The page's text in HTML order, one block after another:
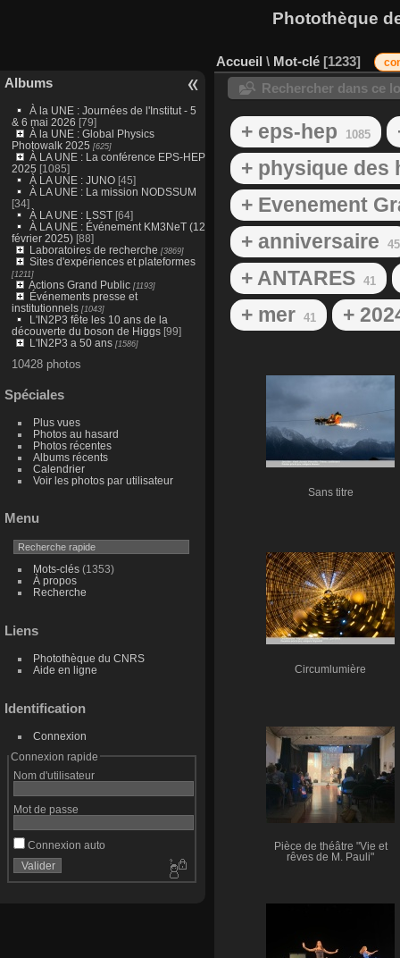
Photothèque
Albums
À la UNE : Journées de l'Institut - 5
& 6 mai 2026 [79]
À la UNE : Global Physics
Photowalk 2025 [625]
À LA UNE : La conférence EPS-HEP
2025 [1085]
À LA UNE : JUNO [45]
À LA UNE : La mission NODSSUM
[34]
À LA UNE : LSST[64]
À LA UNE : Événement KM3NeT (12
février 2025)[88]
Laboratoires de recherche [3869]
Sites d'expériences et plateformes
[1211]
Actions Grand Public[1193]
Événements presse et
institutionnels[1043]
L'IN2P3 fête les 10 ans de la
découverte du boson de Higgs[99]
L'IN2P3 a 50 ans[1586]
10428 photos
Spéciales
Plus vues
Photos au hasard
Photos récentes
Albums récents
Calendrier
Voir les photos par utilisateur
Menu
Mots-clés(1353)
À propos
Recherche
Liens
Photothèque du CNRS
Aide en ligne
Identification
Connexion
Connexion rapide
Nom d'utilisateur
Mot de passe
Connexion auto
Accueil \ Mot-clé 1233
Rechercher dans ce
+ eps-hep 1085
+ physique des
+ Evenement
+ anniversaire
45
+ ANTARES 41
+ mer 41 +
Sans titre
Circumlumière
Pièce de théâtre "Vie et
rêves de M. Pauli"